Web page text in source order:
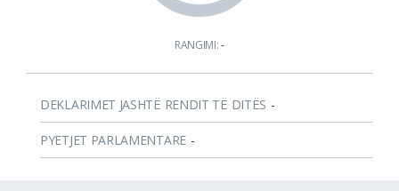
RANGIMI:-
DEKLARIMET JASHTË RENDIT TË DITËS -
PYETJET PARLAMENTARE -